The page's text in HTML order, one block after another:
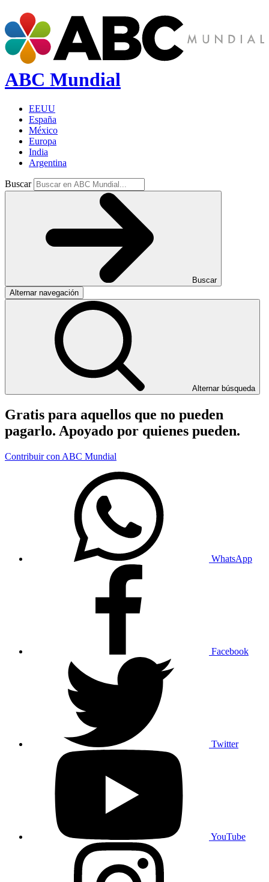
ABC Mundial
EEUU
España
México
Europa
India
Argentina
Buscar
Buscar
Alternar navegación
Alternar búsqueda
Gratis para aquellos que no pueden
pagarlo. Apoyado por quienes pueden.
Contribuir con ABC Mundial
WhatsApp
Facebook
Twitter
YouTube